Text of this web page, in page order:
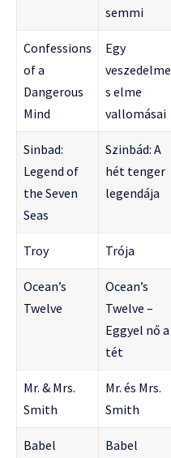
semmi
Confessions
of a
Dangerous
Mind
Egy
veszedelme
s elme
vallomásai
Sinbad:
Legend of
the Seven
Seas
Szinbád: A
hét tenger
legendája
Troy Trója
Ocean’s
Twelve
Ocean’s
Twelve –
Eggyel nő a
tét
Mr. & Mrs.
Smith
Mr. és Mrs.
Smith
Babel Babel